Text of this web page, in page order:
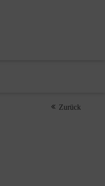
Zurück